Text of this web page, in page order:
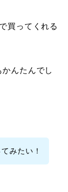
買ってくれる
んたんでし
みたい！